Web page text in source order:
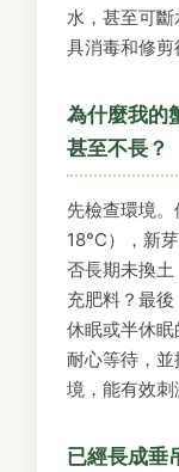
水，甚至可
具消毒和修剪
為什麼我的
甚至不長？
先檢查環境
18°C），新
否長期未換
充肥料？最
休眠或半休眠
耐心等待，
境，能有效刺
已經長成垂